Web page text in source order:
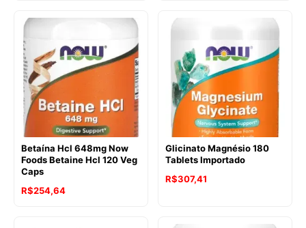
Betaína Hcl 648mg Now
Foods Betaine Hcl 120 Veg
Caps
R$254,64
Glicinato Magnésio 180
Tablets Importado
R$307,41